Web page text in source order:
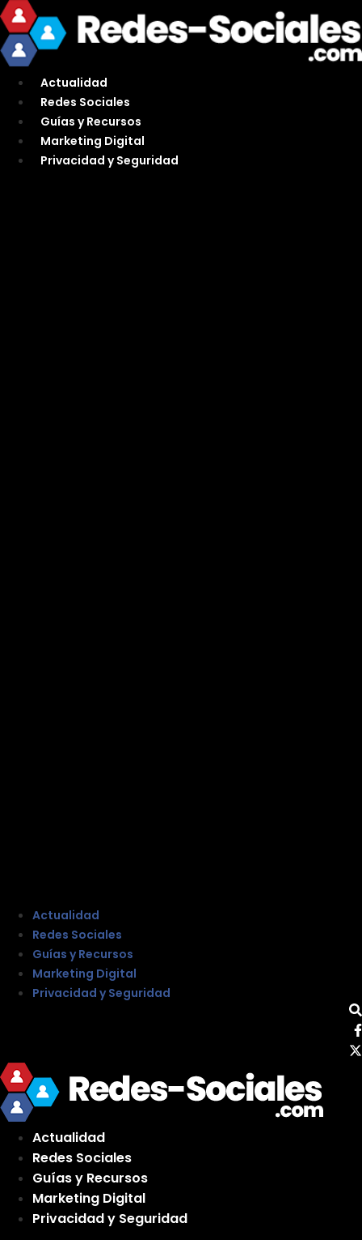
Ir
al
contenido
Actualidad
Redes Sociales
Guías y Recursos
Marketing Digital
Privacidad y Seguridad
Actualidad
Redes Sociales
Guías y Recursos
Marketing Digital
Privacidad y Seguridad
Actualidad
Redes Sociales
Guías y Recursos
Marketing Digital
Privacidad y Seguridad